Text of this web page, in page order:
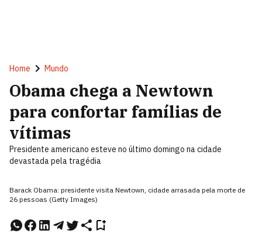
Home Mundo
Obama chega a Newtown
para confortar famílias de
vítimas
Presidente americano esteve no último domingo na cidade
devastada pela tragédia
Barack Obama: presidente visita Newtown, cidade arrasada pela morte de
26 pessoas (Getty Images)